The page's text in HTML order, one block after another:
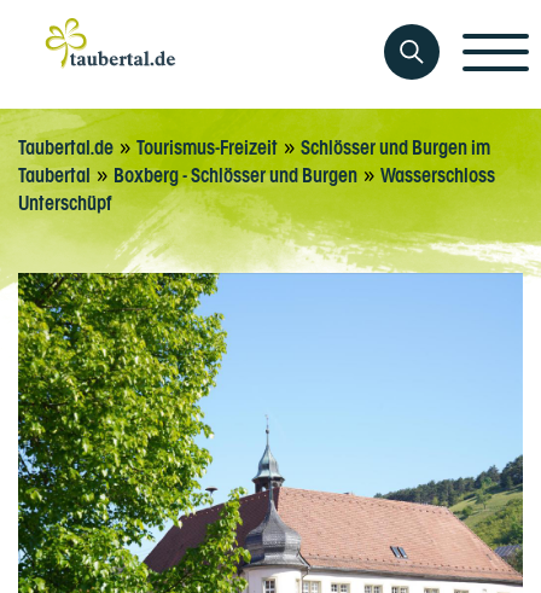
Taubertal.de »Tourismus-Freizeit » Schlösser und Burgen im
Taubertal » Boxberg - Schlösser und Burgen»Wasserschloss
Unterschüpf